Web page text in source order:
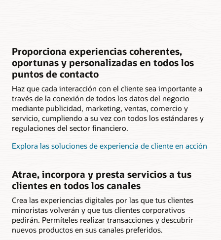
Proporciona experiencias coherentes,
oportunas y personalizadas en todos los
puntos de contacto
Haz que cada interacción con el cliente sea importante a
través de la conexión de todos los datos del negocio
mediante publicidad, marketing, ventas, comercio y
servicio, cumpliendo a su vez con todos los estándares y
regulaciones del sector financiero.
Explora las soluciones de experiencia de cliente en acción
Atrae, incorpora y presta servicios a tus
clientes en todos los canales
Crea las experiencias digitales por las que tus clientes
minoristas volverán y que tus clientes corporativos
pedirán. Permíteles realizar transacciones y descubrir
nuevos productos en sus canales preferidos.